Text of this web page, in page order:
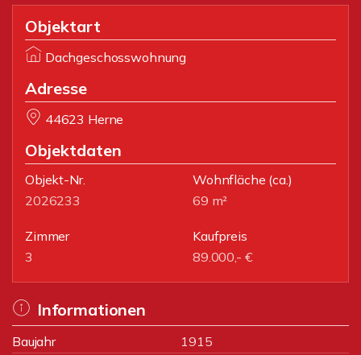
Objektart
Dachgeschosswohnung
Adresse
44623 Herne
Objektdaten
Objekt-Nr.
2026233
Wohnfläche (ca.)
69 m²
Zimmer
3
Kaufpreis
89.000,- €
Informationen
Baujahr
1915